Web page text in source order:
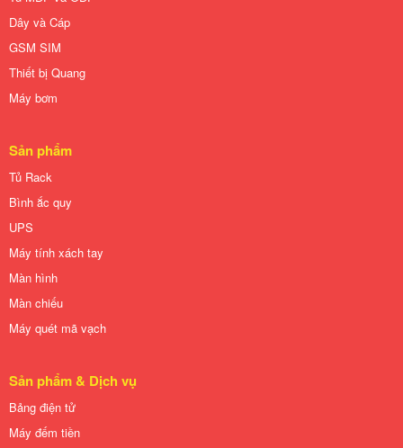
Dây và Cáp
GSM SIM
Thiết bị Quang
Máy bơm
Sản phẩm
Tủ Rack
Bình ắc quy
UPS
Máy tính xách tay
Màn hình
Màn chiếu
Máy quét mã vạch
Sản phẩm & Dịch vụ
Bảng điện tử
Máy đếm tiền